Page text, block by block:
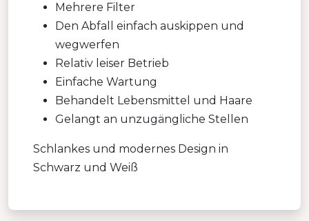
Mehrere Filter
Den Abfall einfach auskippen und
wegwerfen
Relativ leiser Betrieb
Einfache Wartung
Behandelt Lebensmittel und Haare
Gelangt an unzugängliche Stellen
Schlankes und modernes Design in
Schwarz und Weiß